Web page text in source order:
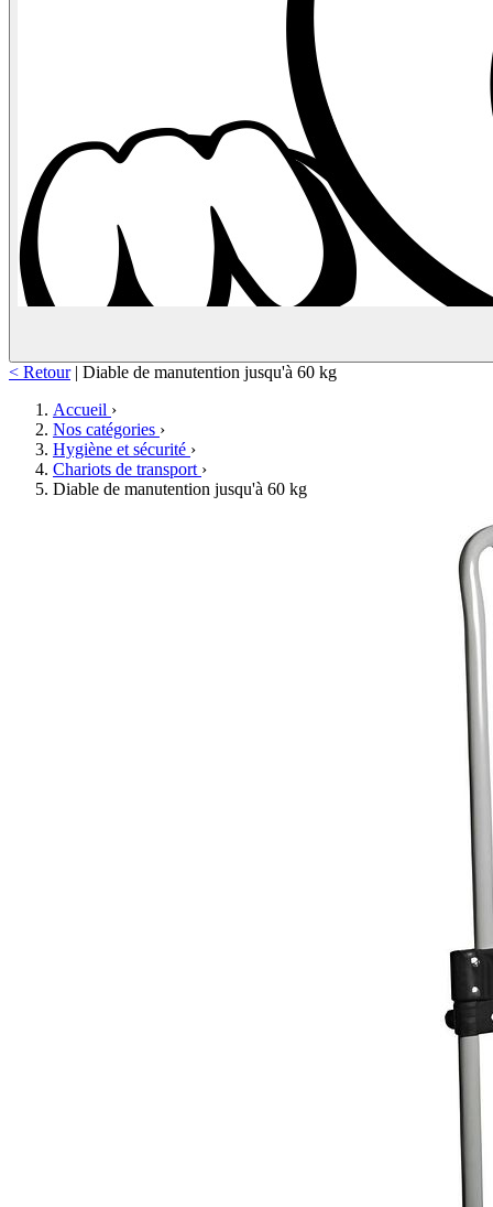
< Retour | Diable de manutention jusqu'à 60 kg
Accueil ›
Nos catégories ›
Hygiène et sécurité ›
Chariots de transport ›
Diable de manutention jusqu'à 60 kg